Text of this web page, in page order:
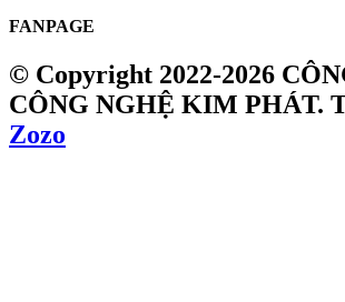
FANPAGE
© Copyright 2022-2026
CÔNG NGHỆ KIM PHÁT.
Zozo